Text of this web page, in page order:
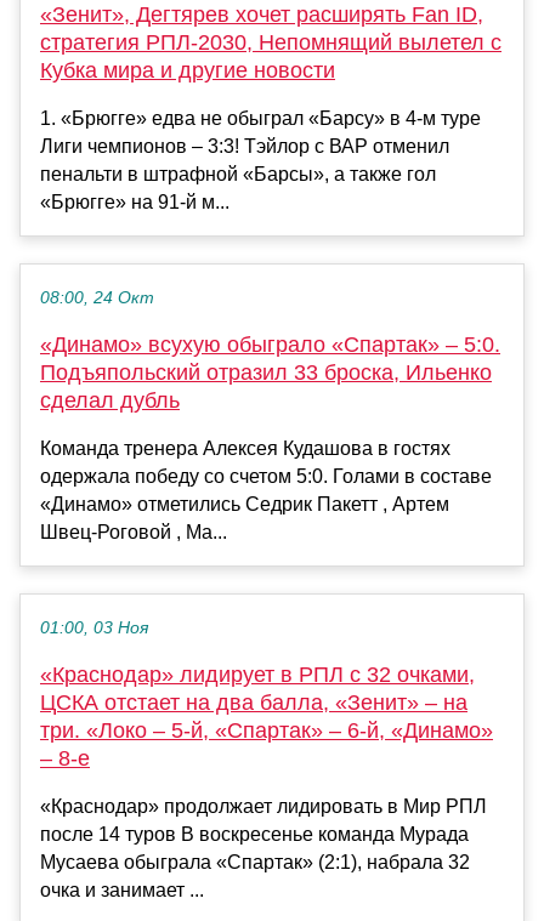
«Зенит», Дегтярев хочет расширять Fan ID,
стратегия РПЛ-2030, Непомнящий вылетел с
Кубка мира и другие новости
1. «Брюгге» едва не обыграл «Барсу» в 4-м туре
Лиги чемпионов – 3:3! Тэйлор с ВАР отменил
пенальти в штрафной «Барсы», а также гол
«Брюгге» на 91-й м...
08:00, 24 Окт
«Динамо» всухую обыграло «Спартак» – 5:0.
Подъяпольский отразил 33 броска, Ильенко
сделал дубль
Команда тренера Алексея Кудашова в гостях
одержала победу со счетом 5:0. Голами в составе
«Динамо» отметились Седрик Пакетт , Артем
Швец-Роговой , Ма...
01:00, 03 Ноя
«Краснодар» лидирует в РПЛ с 32 очками,
ЦСКА отстает на два балла, «Зенит» – на
три. «Локо – 5-й, «Спартак» – 6-й, «Динамо»
– 8-е
«Краснодар» продолжает лидировать в Мир РПЛ
после 14 туров В воскресенье команда Мурада
Мусаева обыграла «Спартак» (2:1), набрала 32
очка и занимает ...